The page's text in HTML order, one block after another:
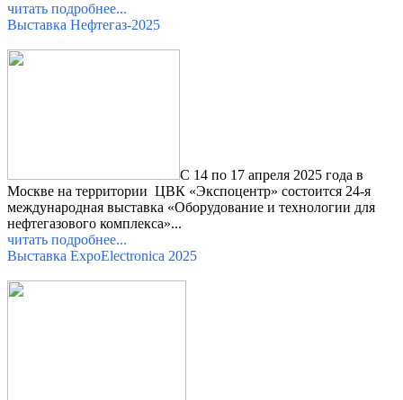
читать подробнее...
Выставка Нефтегаз-2025
С 14 по 17 апреля 2025 года в
Москве на территории ЦВК «Экспоцентр» состоится 24-я
международная выставка «Оборудование и технологии для
нефтегазового комплекса»...
читать подробнее...
Выставка ExpoElectronica 2025